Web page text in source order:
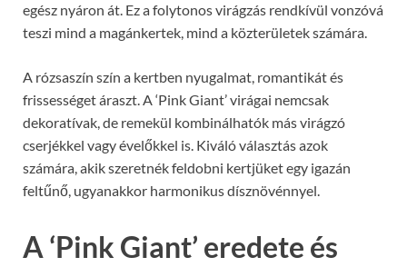
egész nyáron át. Ez a folytonos virágzás rendkívül vonzóvá
teszi mind a magánkertek, mind a közterületek számára.
A rózsaszín szín a kertben nyugalmat, romantikát és
frissességet áraszt. A ‘Pink Giant’ virágai nemcsak
dekoratívak, de remekül kombinálhatók más virágzó
cserjékkel vagy évelőkkel is. Kiváló választás azok
számára, akik szeretnék feldobni kertjüket egy igazán
feltűnő, ugyanakkor harmonikus dísznövénnyel.
A ‘Pink Giant’ eredete és